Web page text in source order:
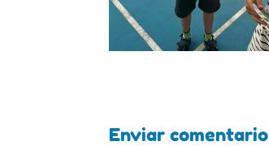
Enviar comentario